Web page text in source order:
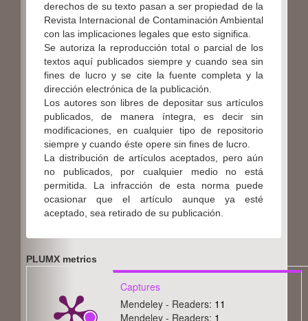
derechos de su texto pasan a ser propiedad de la
Revista Internacional de Contaminación Ambiental
con las implicaciones legales que esto significa.
Se autoriza la reproducción total o parcial de los
textos aquí publicados siempre y cuando sea sin
fines de lucro y se cite la fuente completa y la
dirección electrónica de la publicación.
Los autores son libres de depositar sus artículos
publicados, de manera íntegra, es decir sin
modificaciones, en cualquier tipo de repositorio
siempre y cuando éste opere sin fines de lucro.
La distribución de artículos aceptados, pero aún
no publicados, por cualquier medio no está
permitida. La infracción de esta norma puede
ocasionar que el artículo aunque ya esté
aceptado, sea retirado de su publicación.
PLUMX metrics
Captures
Mendeley - Readers: 11
Mendeley - Readers: 1